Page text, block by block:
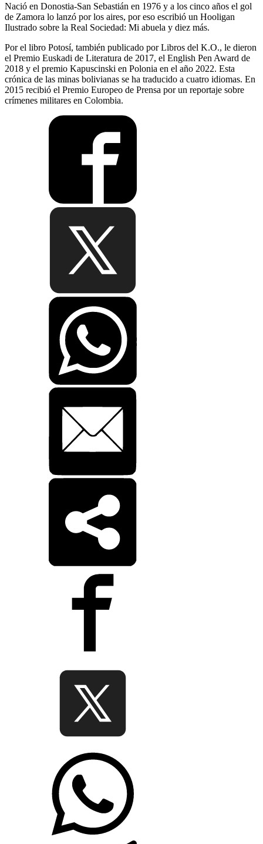
Nació en Donostia-San Sebastián en 1976 y a los cinco años el gol
de Zamora lo lanzó por los aires, por eso escribió un Hooligan
Ilustrado sobre la Real Sociedad: Mi abuela y diez más.
Por el libro Potosí, también publicado por Libros del K.O., le dieron
el Premio Euskadi de Literatura de 2017, el English Pen Award de
2018 y el premio Kapuscinski en Polonia en el año 2022. Esta
crónica de las minas bolivianas se ha traducido a cuatro idiomas. En
2015 recibió el Premio Europeo de Prensa por un reportaje sobre
crímenes militares en Colombia.